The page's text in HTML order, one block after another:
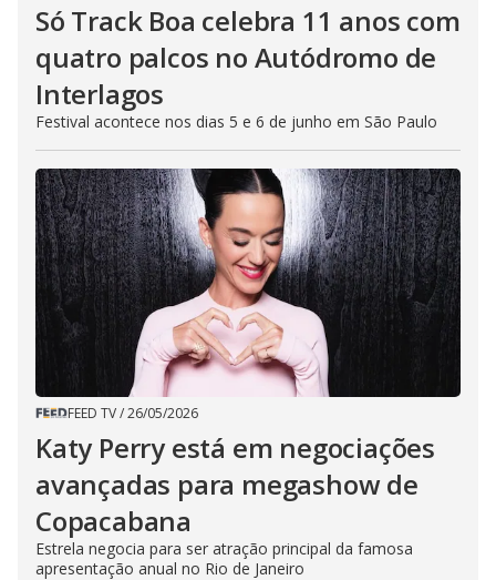
Só Track Boa celebra 11 anos com
quatro palcos no Autódromo de
Interlagos
Festival acontece nos dias 5 e 6 de junho em São Paulo
FEED TV/26/05/2026
Katy Perry está em negociações
avançadas para megashow de
Copacabana
Estrela negocia para ser atração principal da famosa
apresentação anual no Rio de Janeiro